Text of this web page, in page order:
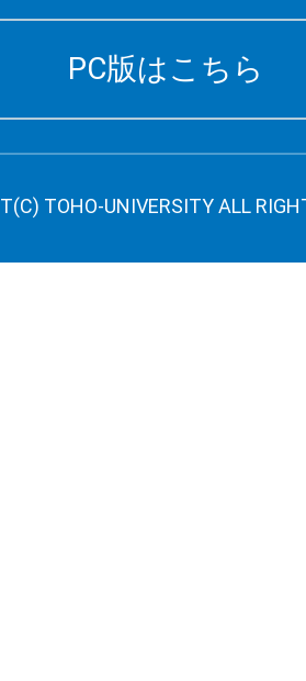
PC版はこちら
TOHO-UNIVERSITY ALL